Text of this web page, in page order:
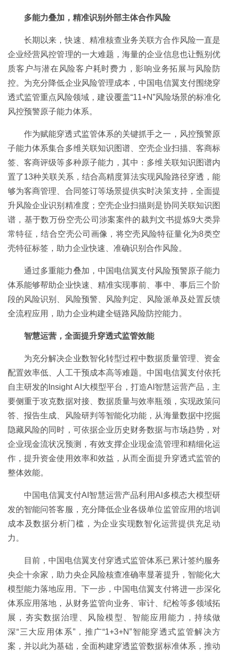
多能力叠加，精准识别外部主体合作风险
长期以来，快速、精准核查业务关联方合作风险一直是
企业经营风控管理的一大难题，海量的企业信息也让甄别优
质客户与潜在风险客户耗时费力，影响业务拓展与风险防
控。为充分降低企业风险管理成本，中国电信翼支付围绕穿
透式监管重点风险领域，建设覆盖“11+N”风险场景的标准化
风控预警原子能力体系。
作为赋能穿透式监管体系的关键抓手之一，风控预警原
子能力体系集合多维关联知识图谱、空壳企业扫描、客商标
签、客商评级等多种原子能力，其中：多维关联知识图谱内
置了13种关联关系，结合高精度算法实现风险路径穿透，能
够为客商管理、合同签订等场景提供实时决策支持，全面提
升风险企业识别精准度；空壳企业扫描则是协同关联知识图
谱，基于数万份空壳公司涉案案件的裁判文书提炼9大类异
常特征，结合空壳公司画像，将空壳风险特征量化为8类空
壳特征标签，助力企业快速、准确识别合作风险。
通过多重能力叠加，中国电信翼支付风险预警原子能力
体系能够帮助企业快速、精准实现事前、事中、事后三个阶
段的风险识别、风险预警、风险判定、风险派单及处置反馈
全流程应用，助力企业构建全链路风险防控能力。
智慧运营，全面提升穿透式监管效能
为充分解决企业数智化转型过程中数据质量管理、资金
配置效率低、人工干预成本高等难题。中国电信翼支付依托
自主研发的Insight AI大模型平台，打造AI智慧运营产品，主
要侧重于攻克数据对接、数据质量与效率瓶颈，实现政策问
答、报告生成、风险研判等智能化功能，从海量数据中挖掘
隐藏风险的同时，可依据企业历史财务数据与市场趋势，对
企业现金流状况预测，有效支撑企业现金流管理和精细化运
作，提升资金使用效率和效益，从而全面提升穿透式监管的
整体效能。
中国电信翼支付AI智慧运营产品利用AI多模态大模型研
发的智能问答客服，充分降低企业各级单位监管应用的培训
成本及数据分析门槛，为企业实现数智化运营提供充足动
力。
目前，中国电信翼支付穿透式监管体系已累计签约服务
央企十余家，助力央企风险核查准确率显著提升，智能化大
模型能力落地应用。下一步，中国电信翼支付将进一步深化
体系应用落地，从财务监管向业务、审计、纪检等多领域拓
展，夯实数据治理、风险模型、智能应用能力，持续做
深“三大应用体系”，推广“1+3+N”智能穿透式监管解决方
案，并以此为基础，全面构建穿透监管数据标准体系，推动